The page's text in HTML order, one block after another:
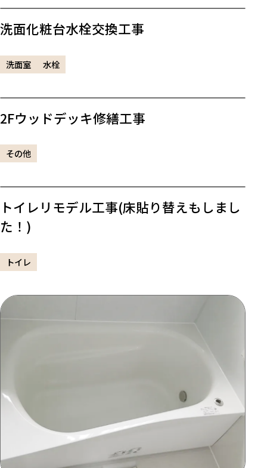
洗面化粧台水栓交換工事
洗面室 水栓
2Fウッドデッキ修繕工事
その他
トイレリモデル工事(床貼り替えもしまし
た！)
トイレ